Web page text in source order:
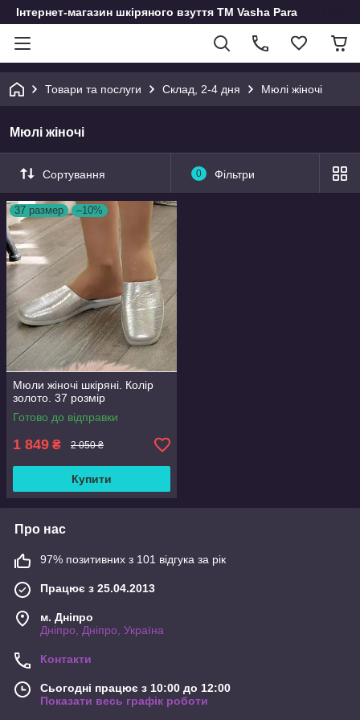
Інтернет-магазин шкіряного взуття ТМ Vasha Para
Товари та послуги Склад, 2-4 дня Мюлі жіночі
Мюлі жіночі
Сортування 0 Фільтри
37 размер –10%
Мюли жіночі шкіряні. Колір
золото. 37 розмір
Готово до відправки
1 849 ₴ 2 050 ₴
Купити
Про нас
97% позитивних з 101 відгука за рік
Працює з 25.04.2013
м. Дніпро
Дніпро, Дніпро, Україна
Контакти
Сьогодні працює з 10:00 до 12:00
Показати весь графік роботи